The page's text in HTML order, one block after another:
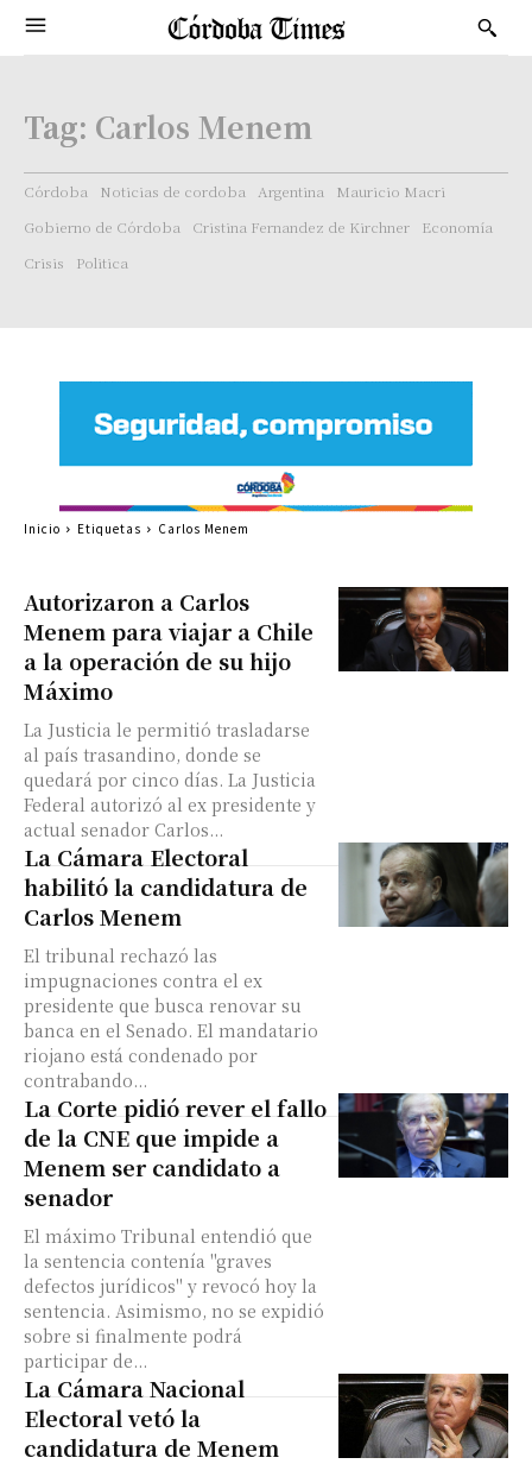
Tag: Carlos Menem
Córdoba Noticias de cordoba Argentina
Mauricio Macri
Gobierno de Córdoba
Cristina Fernandez de Kirchner
Economía
Crisis
Politica
Autorizaron a Carlos
Menem para viajar a Chile
a la operación de su hijo
Máximo
La Justicia le permitió trasladarse
al país trasandino, donde se
quedará por cinco días. La Justicia
Federal autorizó al ex presidente y
actual senador Carlos...
La Cámara Electoral
habilitó la candidatura de
Carlos Menem
El tribunal rechazó las
impugnaciones contra el ex
presidente que busca renovar su
banca en el Senado. El mandatario
riojano está condenado por
contrabando...
La Corte pidió rever el fallo
de la CNE que impide a
Menem ser candidato a
senador
El máximo Tribunal entendió que
la sentencia contenía "graves
defectos jurídicos" y revocó hoy la
sentencia. Asimismo, no se expidió
sobre si finalmente podrá
participar de...
La Cámara Nacional
Electoral vetó la
candidatura de Menem
Inicio Etiquetas Carlos Menem